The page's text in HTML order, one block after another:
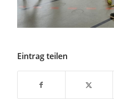
Eintrag teilen